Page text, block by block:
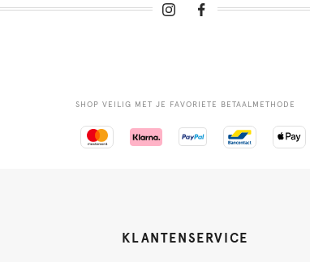
SHOP VEILIG MET JE FAVORIETE BETAALMETHODE
KLANTENSERVICE